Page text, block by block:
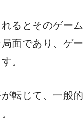
るとそのゲー
面であり、ゲ
。
転じて、一般